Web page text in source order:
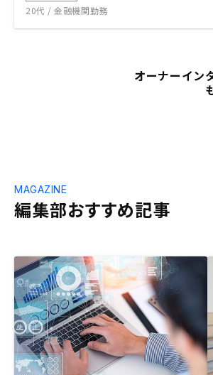
20代 / 金融機関勤務
オーナーイン
編集部おすすめ記事
MAGAZINE